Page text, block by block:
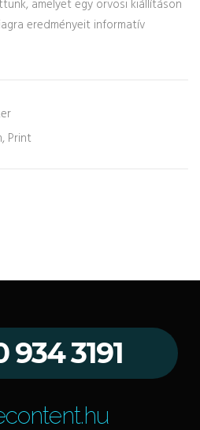
amelyet egy orvosi kiállításon
eredményeit informatív
Print
934 3191